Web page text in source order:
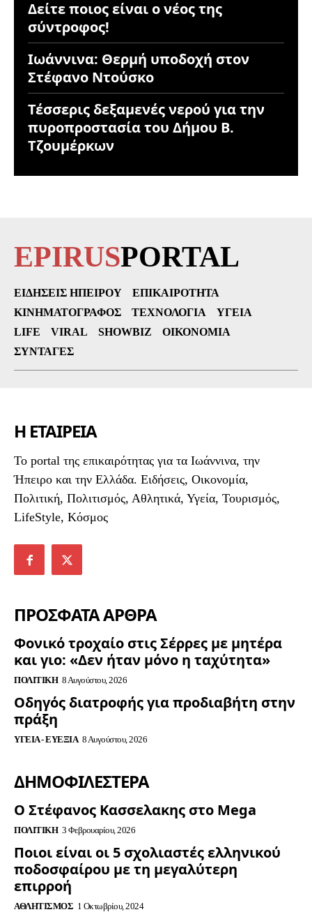
Δείτε ποιος είναι ο νέος της
σύντροφος!
Ιωάννινα: Θερμή υποδοχή στον
Στέφανο Ντούσκο
Τέσσερις δεξαμενές νερού για την
πυροπροστασία του Δήμου Β.
Τζουμέρκων
EPIRUSPORTAL
ΕΙΔΉΣΕΙΣ ΗΠΕΊΡΟΥ
ΕΠΙΚΑΙΡΌΤΗΤΑ
ΚΙΝΗΜΑΤΟΓΡΆΦΟΣ
ΤΕΧΝΟΛΟΓΊΑ
ΥΓΕΊΑ
LIFE
VIRAL SHOWBIZ
ΟΙΚΟΝΟΜΊΑ
ΣΥΝΤΑΓΈΣ
Η ΕΤΑΙΡΕΙΑ
To portal της επικαιρότητας για τα Ιωάννινα, την
Ήπειρο και την Ελλάδα. Ειδήσεις, Οικονομία,
Πολιτική, Πολιτισμός, Αθλητικά, Υγεία, Τουρισμός,
LifeStyle, Κόσμος
ΠΡΟΣΦΑΤΑ ΑΡΘΡΑ
Φονικό τροχαίο στις Σέρρες με μητέρα
και γιο: «Δεν ήταν μόνο η ταχύτητα»
ΠΟΛΙΤΙΚΉ 8 Αυγούστου, 2026
Οδηγός διατροφής για προδιαβήτη στην
πράξη
ΥΓΕΊΑ - ΕΥΕΞΊΑ 8 Αυγούστου, 2026
ΔΗΜΟΦΙΛΈΣΤΕΡΑ
Ο Στέφανος Κασσελακης στο Mega
ΠΟΛΙΤΙΚΉ 3 Φεβρουαρίου, 2026
Ποιοι είναι οι 5 σχολιαστές ελληνικού
ποδοσφαίρου με τη μεγαλύτερη
επιρροή
ΑΘΛΗΤΙΣΜΌΣ 1 Οκτωβρίου, 2024